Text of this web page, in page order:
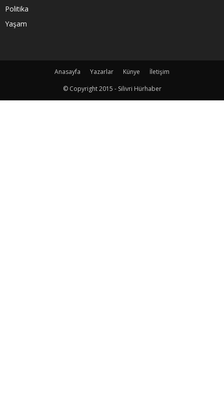
Politika
Yaşam
Anasayfa Yazarlar Künye
İletişim
© Copyright 2015 - Silivri Hürhaber